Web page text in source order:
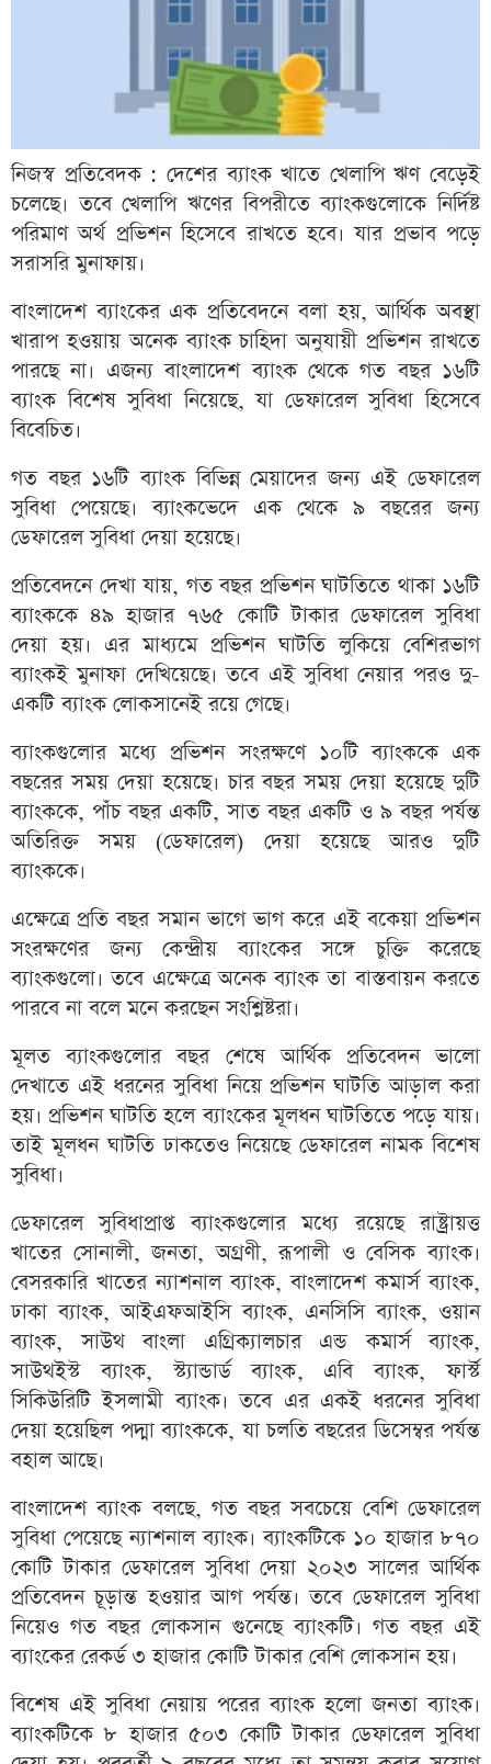
নিজস্ব প্রতিবেদক : দেশের ব্যাংক খাতে খেলাপি ঋণ বেড়েই
চলেছে। তবে খেলাপি ঋণের বিপরীতে ব্যাংকগুলোকে নির্দিষ্ট
পরিমাণ অর্থ প্রভিশন হিসেবে রাখতে হবে। যার প্রভাব পড়ে
সরাসরি মুনাফায়।
বাংলাদেশ ব্যাংকের এক প্রতিবেদনে বলা হয়, আর্থিক অবস্থা
খারাপ হওয়ায় অনেক ব্যাংক চাহিদা অনুযায়ী প্রভিশন রাখতে
পারছে না। এজন্য বাংলাদেশ ব্যাংক থেকে গত বছর ১৬টি
ব্যাংক বিশেষ সুবিধা নিয়েছে, যা ডেফারেল সুবিধা হিসেবে
বিবেচিত।
গত বছর ১৬টি ব্যাংক বিভিন্ন মেয়াদের জন্য এই ডেফারেল
সুবিধা পেয়েছে। ব্যাংকভেদে এক থেকে ৯ বছরের জন্য
ডেফারেল সুবিধা দেয়া হয়েছে।
প্রতিবেদনে দেখা যায়, গত বছর প্রভিশন ঘাটতিতে থাকা ১৬টি
ব্যাংককে ৪৯ হাজার ৭৬৫ কোটি টাকার ডেফারেল সুবিধা
দেয়া হয়। এর মাধ্যমে প্রভিশন ঘাটতি লুকিয়ে বেশিরভাগ
ব্যাংকই মুনাফা দেখিয়েছে। তবে এই সুবিধা নেয়ার পরও দু-
একটি ব্যাংক লোকসানেই রয়ে গেছে।
ব্যাংকগুলোর মধ্যে প্রভিশন সংরক্ষণে ১০টি ব্যাংককে এক
বছরের সময় দেয়া হয়েছে। চার বছর সময় দেয়া হয়েছে দুটি
ব্যাংককে, পাঁচ বছর একটি, সাত বছর একটি ও ৯ বছর পর্যন্ত
অতিরিক্ত সময় (ডেফারেল) দেয়া হয়েছে আরও দুটি
ব্যাংককে।
এক্ষেত্রে প্রতি বছর সমান ভাগে ভাগ করে এই বকেয়া প্রভিশন
সংরক্ষণের জন্য কেন্দ্রীয় ব্যাংকের সঙ্গে চুক্তি করেছে
ব্যাংকগুলো। তবে এক্ষেত্রে অনেক ব্যাংক তা বাস্তবায়ন করতে
পারবে না বলে মনে করছেন সংশ্লিষ্টরা।
মূলত ব্যাংকগুলোর বছর শেষে আর্থিক প্রতিবেদন ভালো
দেখাতে এই ধরনের সুবিধা নিয়ে প্রভিশন ঘাটতি আড়াল করা
হয়। প্রভিশন ঘাটতি হলে ব্যাংকের মূলধন ঘাটতিতে পড়ে যায়।
তাই মূলধন ঘাটতি ঢাকতেও নিয়েছে ডেফারেল নামক বিশেষ
সুবিধা।
ডেফারেল সুবিধাপ্রাপ্ত ব্যাংকগুলোর মধ্যে রয়েছে রাষ্ট্রায়ত্ত
খাতের সোনালী, জনতা, অগ্রণী, রূপালী ও বেসিক ব্যাংক।
বেসরকারি খাতের ন্যাশনাল ব্যাংক, বাংলাদেশ কমার্স ব্যাংক,
ঢাকা ব্যাংক, আইএফআইসি ব্যাংক, এনসিসি ব্যাংক, ওয়ান
ব্যাংক, সাউথ বাংলা এগ্রিক্যালচার এন্ড কমার্স ব্যাংক,
সাউথইস্ট ব্যাংক, স্ট্যান্ডার্ড ব্যাংক, এবি ব্যাংক, ফার্স্ট
সিকিউরিটি ইসলামী ব্যাংক। তবে এর একই ধরনের সুবিধা
দেয়া হয়েছিল পদ্মা ব্যাংককে, যা চলতি বছরের ডিসেম্বর পর্যন্ত
বহাল আছে।
বাংলাদেশ ব্যাংক বলছে, গত বছর সবচেয়ে বেশি ডেফারেল
সুবিধা পেয়েছে ন্যাশনাল ব্যাংক। ব্যাংকটিকে ১০ হাজার ৮৭০
কোটি টাকার ডেফারেল সুবিধা দেয়া ২০২৩ সালের আর্থিক
প্রতিবেদন চূড়ান্ত হওয়ার আগ পর্যন্ত। তবে ডেফারেল সুবিধা
নিয়েও গত বছর লোকসান গুনেছে ব্যাংকটি। গত বছর এই
ব্যাংকের রেকর্ড ৩ হাজার কোটি টাকার বেশি লোকসান হয়।
বিশেষ এই সুবিধা নেয়ায় পরের ব্যাংক হলো জনতা ব্যাংক।
ব্যাংকটিকে ৮ হাজার ৫০৩ কোটি টাকার ডেফারেল সুবিধা